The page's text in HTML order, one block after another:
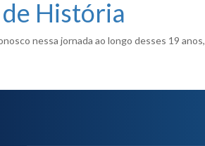
História
nessa jornada ao longo desses 19 anos,